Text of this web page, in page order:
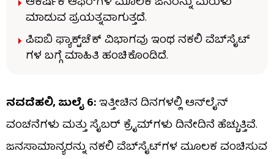
ಮಾಡುವ ಪ್ರಯತ್ನವಾಗುತ್ತದೆ.
ಪಿಐಬಿ ಫ್ಯಾಕ್ಟ್​ಚೆಕ್ ವಿಭಾಗವು ಇಂಥ ನಕಲಿ ವೆಬ್​ಸೈಟ್​
ಗಳ ಬಗ್ಗೆ ಮಾಹಿತಿ ಹಂಚಿಕೊಂಡಿದೆ.
ನವದೆಹಲಿ, ಜುಲೈ 6:ಇತ್ತೀಚಿನ ದಿನಗಳಲ್ಲಿ ಆನ್‌ಲೈನ್
ವಂಚನೆಗಳು ಮತ್ತು ಸೈಬರ್ ಕ್ರೈಮ್‌ಗಳು ದಿನೇದಿನೆ ಹೆಚ್ಚುತ್ತಿವೆ.
ಜನಸಾಮಾನ್ಯರನ್ನು ನಕಲಿ ವೆಬ್‌ಸೈಟ್‌ಗಳ ಮೂಲಕ ವಂಚಿಸುವ